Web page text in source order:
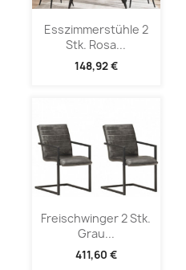
Esszimmerstühle 2
Stk. Rosa...
148,92 €
Freischwinger 2 Stk.
Grau...
411,60 €